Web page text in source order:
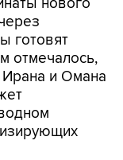
готовят
отмечалось,
Ирана и Омана